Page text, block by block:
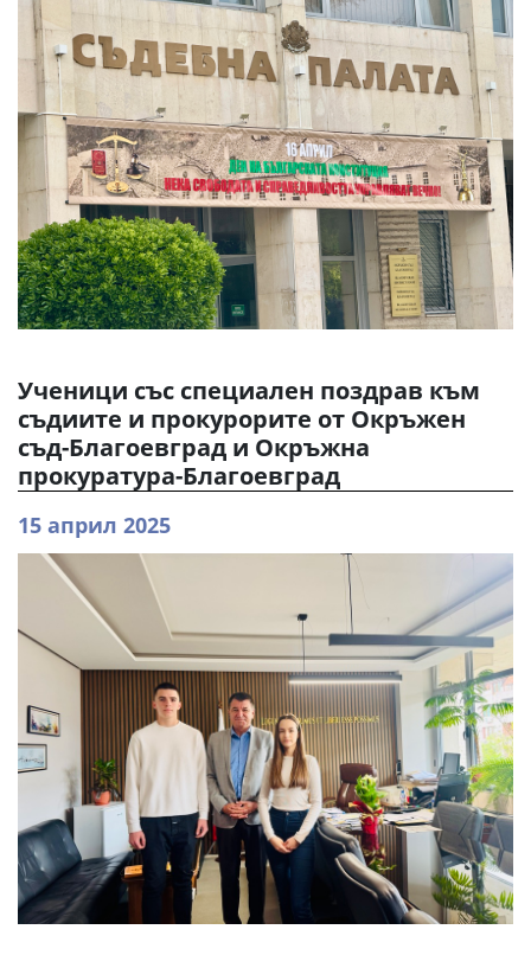
Ученици със специален поздрав към
съдиите и прокурорите от Окръжен
съд-Благоевград и Окръжна
прокуратура-Благоевград
15 април 2025